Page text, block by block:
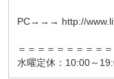
PC→→→ http://
＝＝＝＝＝＝＝＝＝
水曜定休：10:00～